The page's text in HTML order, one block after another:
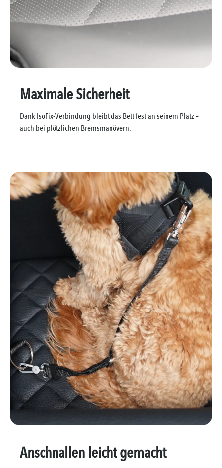
Maximale Sicherheit
Dank IsoFix-Verbindung bleibt das Bett fest an seinem Platz –
auch bei plötzlichen Bremsmanövern.
Anschnallen leicht gemacht